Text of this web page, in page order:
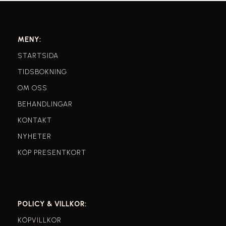
MENY:
STARTSIDA
TIDSBOKNING
OM OSS
BEHANDLINGAR
KONTAKT
NYHETER
KÖP PRESENTKORT
POLICY & VILLKOR:
KÖPVILLKOR